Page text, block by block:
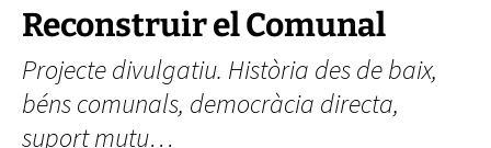
Vés
contingut
Reconstruir el Comunal
Projecte divulgatiu. Història des de baix,
béns comunals, democràcia directa,
suport mutu…